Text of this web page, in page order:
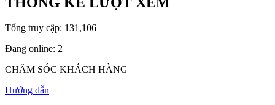
Tổng truy cập: 131,106
Đang online: 2
CHĂM SÓC KHÁCH HÀNG
Hướng dẫn